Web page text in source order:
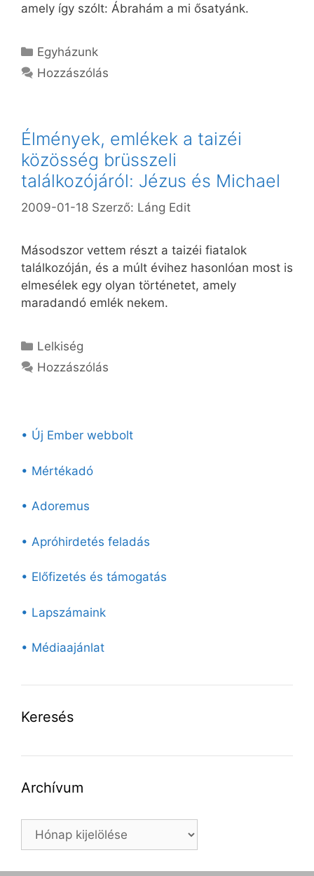
amely így szólt: Ábrahám a mi ősatyánk.
Kategória
Egyházunk
Hozzászólás
Élmények, emlékek a taizéi
közösség brüsszeli
találkozójáról: Jézus és Michael
2009-01-18 Szerző: Láng Edit
Másodszor vettem részt a taizéi fiatalok
találkozóján, és a múlt évihez hasonlóan most is
elmesélek egy olyan történetet, amely
maradandó emlék nekem.
Kategória
Lelkiség
Hozzászólás
• Új Ember webbolt
• Mértékadó
• Adoremus
• Apróhirdetés feladás
• Előfizetés és támogatás
• Lapszámaink
• Médiaajánlat
Keresés
Archívum
Archívum